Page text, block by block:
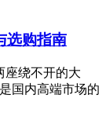
选购指南
座绕不开的大
国内高端市场的